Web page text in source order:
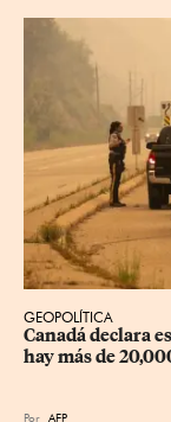
GEOPOLÍTICA
Canadá declara
hay más de
Por AFP